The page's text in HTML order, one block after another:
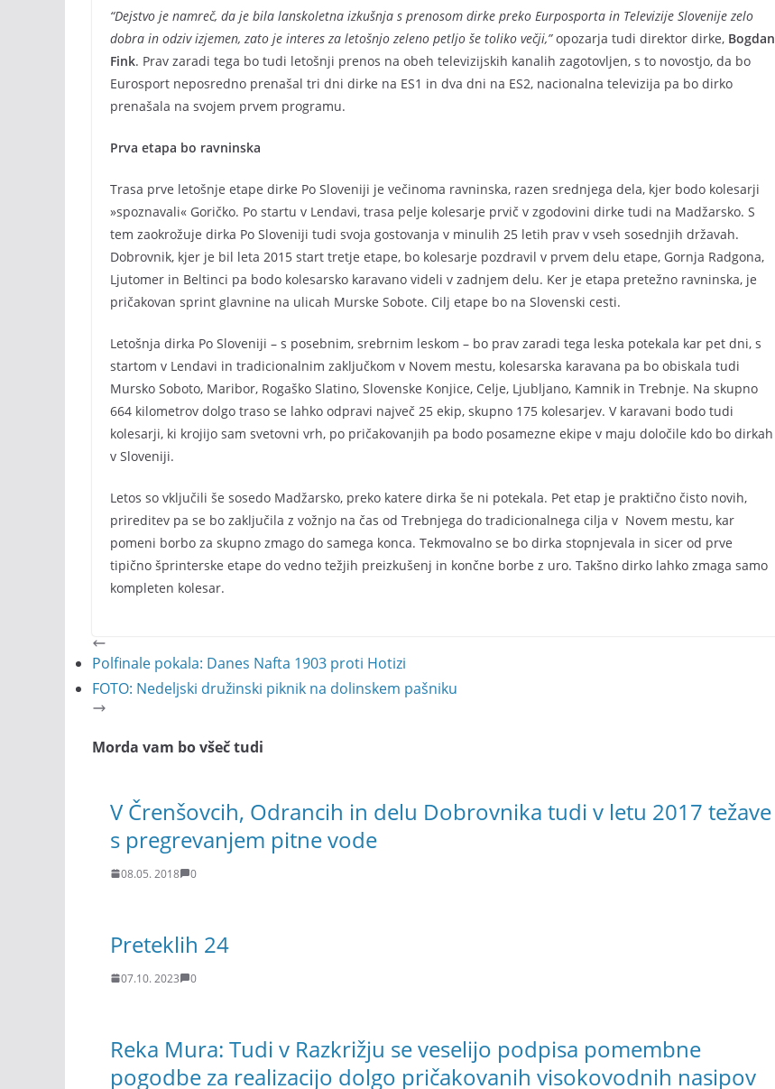
“Dejstvo je namreč, da je bila lanskoletna izkušnja s prenosom dirke preko Eurposporta in Televizije Slovenije zelo
dobra in odziv izjemen, zato je interes za letošnjo zeleno petljo še toliko večji,”opozarja tudi direktor dirke, Bogdan
Fink. Prav zaradi tega bo tudi letošnji prenos na obeh televizijskih kanalih zagotovljen, s to novostjo, da bo
Eurosport neposredno prenašal tri dni dirke na ES1 in dva dni na ES2, nacionalna televizija pa bo dirko
prenašala na svojem prvem programu.
Prva etapa bo ravninska
Trasa prve letošnje etape dirke Po Sloveniji je večinoma ravninska, razen srednjega dela, kjer bodo kolesarji
»spoznavali« Goričko. Po startu v Lendavi, trasa pelje kolesarje prvič v zgodovini dirke tudi na Madžarsko. S
tem zaokrožuje dirka Po Sloveniji tudi svoja gostovanja v minulih 25 letih prav v vseh sosednjih državah.
Dobrovnik, kjer je bil leta 2015 start tretje etape, bo kolesarje pozdravil v prvem delu etape, Gornja Radgona,
Ljutomer in Beltinci pa bodo kolesarsko karavano videli v zadnjem delu. Ker je etapa pretežno ravninska, je
pričakovan sprint glavnine na ulicah Murske Sobote. Cilj etape bo na Slovenski cesti.
Letošnja dirka Po Sloveniji – s posebnim, srebrnim leskom – bo prav zaradi tega leska potekala kar pet dni, s
startom v Lendavi in tradicionalnim zaključkom v Novem mestu, kolesarska karavana pa bo obiskala tudi
Mursko Soboto, Maribor, Rogaško Slatino, Slovenske Konjice, Celje, Ljubljano, Kamnik in Trebnje. Na skupno
664 kilometrov dolgo traso se lahko odpravi največ 25 ekip, skupno 175 kolesarjev. V karavani bodo tudi
kolesarji, ki krojijo sam svetovni vrh, po pričakovanjih pa bodo posamezne ekipe v maju določile kdo bo dirkah
v Sloveniji.
Letos so vključili še sosedo Madžarsko, preko katere dirka še ni potekala. Pet etap je praktično čisto novih,
prireditev pa se bo zaključila z vožnjo na čas od Trebnjega do tradicionalnega cilja v Novem mestu, kar
pomeni borbo za skupno zmago do samega konca. Tekmovalno se bo dirka stopnjevala in sicer od prve
tipično šprinterske etape do vedno težjih preizkušenj in končne borbe z uro. Takšno dirko lahko zmaga samo
kompleten kolesar.
Polfinale pokala: Danes Nafta 1903 proti Hotizi
FOTO: Nedeljski družinski piknik na dolinskem pašniku
Morda vam bo všeč tudi
V Črenšovcih, Odrancih in delu Dobrovnika tudi v letu 2017 težave
s pregrevanjem pitne vode
08.05. 2018 0
Preteklih 24
07.10. 2023 0
Reka Mura: Tudi v Razkrižju se veselijo podpisa pomembne
pogodbe za realizacijo dolgo pričakovanih visokovodnih nasipov